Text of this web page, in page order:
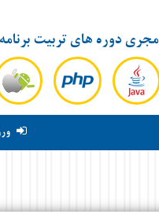
دوره های تربیت